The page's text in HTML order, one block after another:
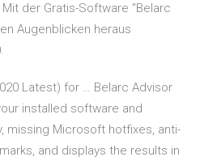
der Gratis-Software "Belarc
Augenblicken heraus
Latest) for … Belarc Advisor
installed software and
missing Microsoft hotfixes, anti-
and displays the results in